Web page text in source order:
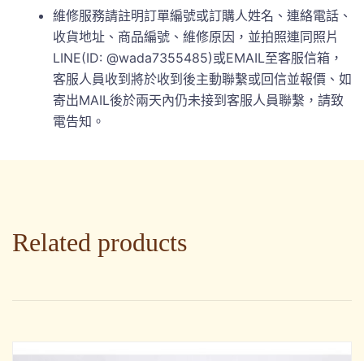
維修服務請註明訂單編號或訂購人姓名、連絡電話、
收貨地址、商品編號、維修原因，並拍照連同照片
LINE(ID: @wada7355485)或EMAIL至客服信箱，
客服人員收到將於收到後主動聯繫或回信並報價、如
寄出MAIL後於兩天內仍未接到客服人員聯繫，請致
電告知。
Related products